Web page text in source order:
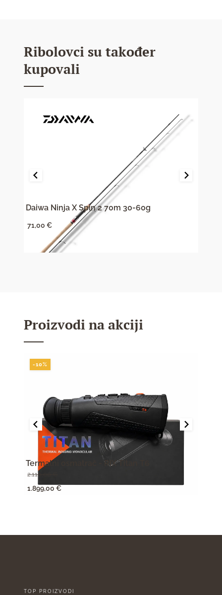
Ribolovci su također
kupovali
Daiwa Ninja X Spin 2 70m 30-60g
71,00€
Proizvodi na akciji
-10%
Termalni osmatrač - RIX Titan T6
2.110,00
Izvorna
je:
1.899,00€ Trenutna
1.899,00 €.
je:
TOP PROIZVODI